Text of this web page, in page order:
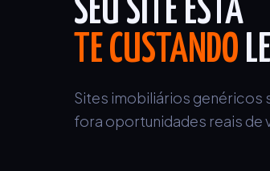
SEU SITE ESTÁ
TE CUSTANDO
Sites imobiliários genéricos
fora oportunidades reais de